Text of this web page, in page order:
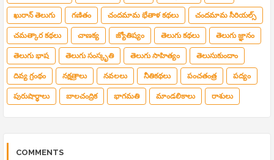
ఖురాన్ తెలుగు గణితం చందమామ భేతాళ కథలు చందమామ సీరియల్స్
చమత్కార కథలు చాణక్య జ్యోతిష్యం తెలుగు కథలు తెలుగు జ్ఞానం
తెలుగు భాష తెలుగు సంస్కృతి తెలుగు సాహిత్యం తెలుసుకుందాం
దివ్య గ్రంథం నక్షత్రాలు నవలలు నీతికథలు పంచతంత్ర పద్యం
పురుషార్థాలు బాలచంద్రిక భాగమతి మాండలికాలు రాశులు
COMMENTS